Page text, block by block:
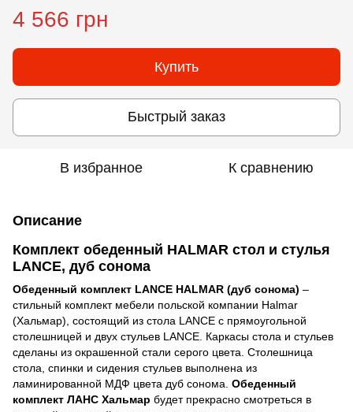
4 566 грн
Купить
Быстрый заказ
В избранное К сравнению
Описание
Комплект обеденный HALMAR стол и стулья
LANCE, дуб сонома
Обеденный комплект LANCE HALMAR (дуб сонома) –
стильный комплект мебели польской компании Halmar
(Хальмар), состоящий из стола LANCE с прямоугольной
столешницей и двух стульев LANCE. Каркасы стола и стульев
сделаны из окрашенной стали серого цвета. Столешница
стола, спинки и сидения стульев выполнена из
ламинированной МДФ цвета дуб сонома. Обеденный
комплект ЛАНС Хальмар будет прекрасно смотреться в